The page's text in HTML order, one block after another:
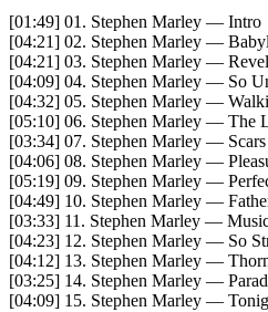
[01:49] 01. Stephen Marley — Intro
[04:21] 02. Stephen Marley —
[04:21] 03. Stephen Marley —
[04:09] 04. Stephen Marley — So
[04:32] 05. Stephen Marley —
[05:10] 06. Stephen Marley — The
[03:34] 07. Stephen Marley —
[04:06] 08. Stephen Marley —
[05:19] 09. Stephen Marley —
[04:49] 10. Stephen Marley —
[03:33] 11. Stephen Marley —
[04:23] 12. Stephen Marley — So
[04:12] 13. Stephen Marley —
[03:25] 14. Stephen Marley —
[04:09] 15. Stephen Marley —